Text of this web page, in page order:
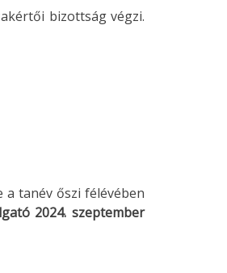
bizottság végzi.
a tanév őszi félévében
2024. szeptember